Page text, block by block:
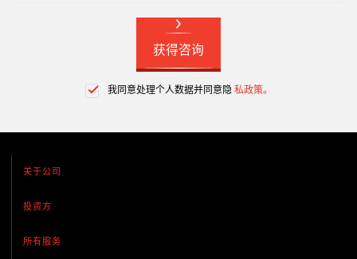
获得咨询
我同意处理个人数据并同意隐 私政策。
关于公司
投资方
所有服务